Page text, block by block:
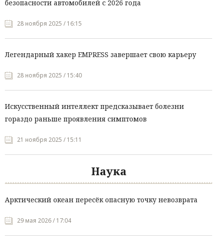
безопасности автомобилей с 2026 года
28 ноября 2025 / 16:15
Легендарный хакер EMPRESS завершает свою карьеру
28 ноября 2025 / 15:40
Искусственный интеллект предсказывает болезни
гораздо раньше проявления симптомов
21 ноября 2025 / 15:11
Наука
Арктический океан пересёк опасную точку невозврата
29 мая 2026 / 17:04